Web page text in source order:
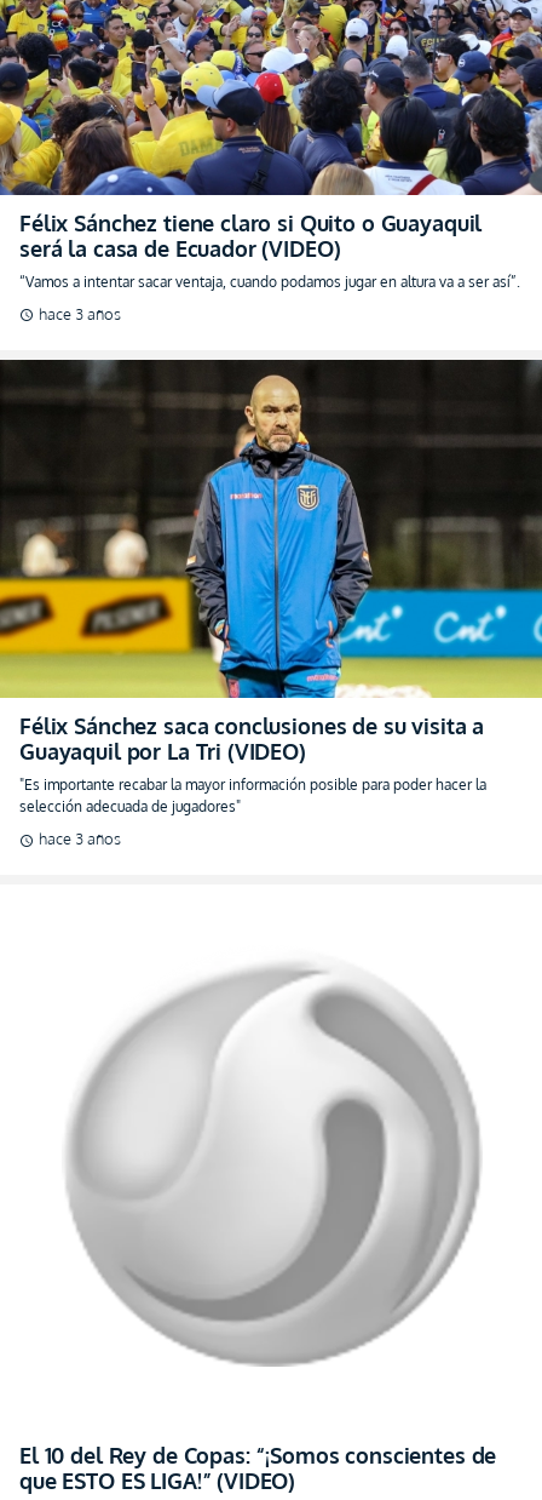
Félix Sánchez tiene claro si Quito o Guayaquil
será la casa de Ecuador (VIDEO)
“Vamos a intentar sacar ventaja, cuando podamos jugar en altura va a ser así”.
schedule hace 3 años
Félix Sánchez saca conclusiones de su visita a
Guayaquil por La Tri (VIDEO)
"Es importante recabar la mayor información posible para poder hacer la
selección adecuada de jugadores"
schedule hace 3 años
El 10 del Rey de Copas: “¡Somos conscientes de
que ESTO ES LIGA!” (VIDEO)
Alexander Alvarado le cuenta al hincha la clave de la épica remontada en
Guayaquil y la diferencia entre sentirse “cómodo” y sentirse “feliz” en LDU